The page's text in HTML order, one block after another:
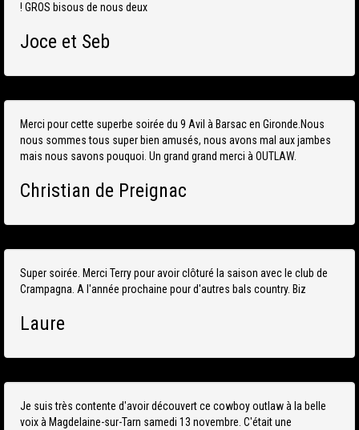
! GROS bisous de nous deux
Joce et Seb
Merci pour cette superbe soirée du 9 Avil à Barsac en Gironde.Nous
nous sommes tous super bien amusés, nous avons mal aux jambes
mais nous savons pouquoi. Un grand grand merci à OUTLAW.
Christian de Preignac
Super soirée. Merci Terry pour avoir clôturé la saison avec le club de
Crampagna. A l'année prochaine pour d'autres bals country. Biz
Laure
Je suis très contente d'avoir découvert ce cowboy outlaw à la belle
voix à Magdelaine-sur-Tarn samedi 13 novembre. C'était une